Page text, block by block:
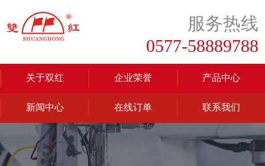
服务热线
0577-58889788
关于双红 企业荣誉 产品中心
新闻中心 在线订单 联系我们